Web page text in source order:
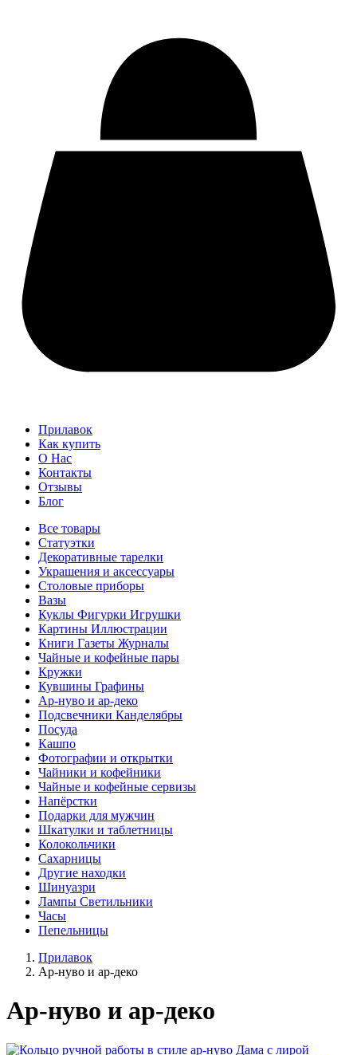
Прилавок
Как купить
О Нас
Контакты
Отзывы
Блог
Все товары
Статуэтки
Декоративные тарелки
Украшения и аксессуары
Столовые приборы
Вазы
Куклы Фигурки Игрушки
Картины Иллюстрации
Книги Газеты Журналы
Чайные и кофейные пары
Кружки
Кувшины Графины
Ар-нуво и ар-деко
Подсвечники Канделябры
Посуда
Кашпо
Фотографии и открытки
Чайники и кофейники
Чайные и кофейные сервизы
Напёрстки
Подарки для мужчин
Шкатулки и таблетницы
Колокольчики
Сахарницы
Другие находки
Шинуазри
Лампы Светильники
Часы
Пепельницы
Прилавок
Ар-нуво и ар-деко
Ар-нуво и ар-деко